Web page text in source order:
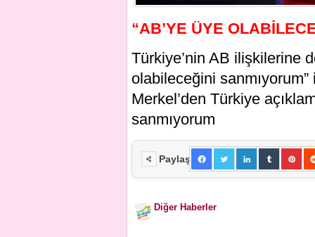
“AB’YE ÜYE
Türkiye’nin AB ilişkilerine
olabileceğini
Merkel’den Türkiye
sanmıyorum
Paylaş
Diğer Haberler